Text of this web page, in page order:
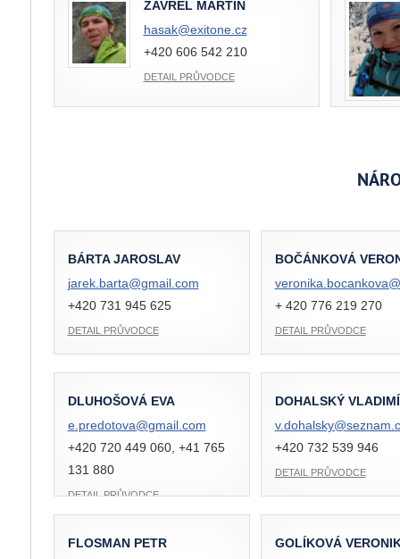
ZAVŘEL MARTIN
hasak@exitone.cz
+420 606 542 210
DETAIL PRŮVODCE
BÁRTA JAROSLAV
jarek.barta@gmail.com
+420 731 945 625
DETAIL PRŮVODCE
BOČÁNKOVÁ
veronika.bocankova@
+ 420 776 219 270
DETAIL PRŮVODCE
DLUHOŠOVÁ EVA
e.predotova@gmail.com
+420 720 449 060, +41 765
131 880
DETAIL PRŮVODCE
DOHALSKÝ
v.dohalsky@
+420 732 539 946
DETAIL PRŮVODCE
FLOSMAN PETR
GOLÍKOVÁ